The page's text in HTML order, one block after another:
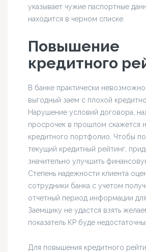
указывает чужие паспортные
находится в черном списке.
Повышение
кредитного
В банке практически
выгодный заем с плохой
Нарушение условий договора,
просрочек в прошлом скажется
кредитного портфолио. Чтобы
текущий кредитный рейтинг,
значительно улучшить
Степень надежности клиента
сотрудники банка с учетом
отчетный период информации для
Заемщику не удастся взять
показатель КР буде
Для повышения кредитного